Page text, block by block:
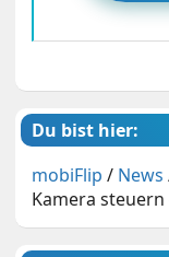
Du bist hier:
mobiFlip / News
Kamera steuern